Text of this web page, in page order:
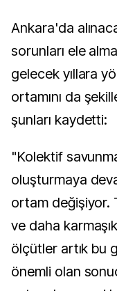
Ankara'da
sorunları ele
gelecek yıllara
ortamını da
şunları kaydetti:
"Kolektif
oluşturmaya
ortam değişiyor.
ve daha
ölçütler artık bu
önemli olan